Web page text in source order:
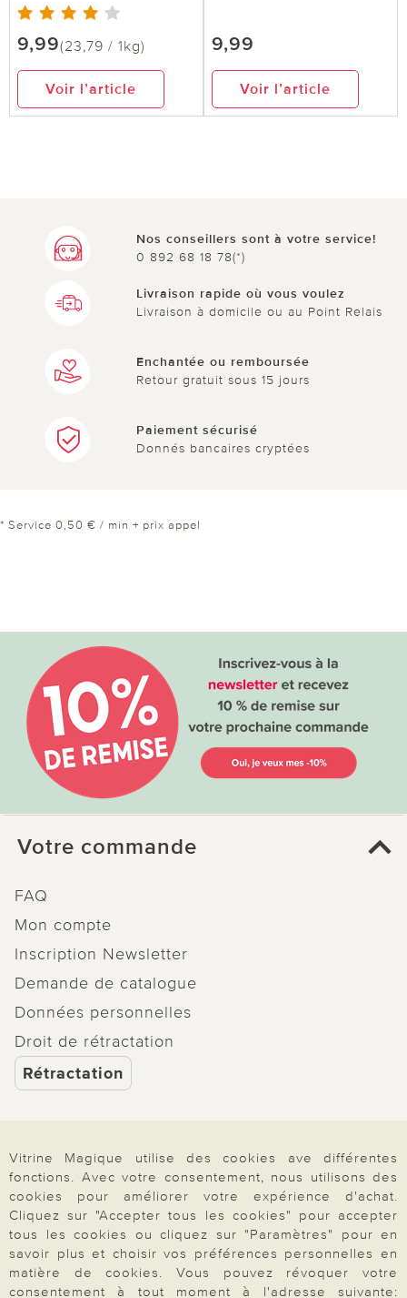
9,99(23,79 / 1kg)
Voir l’article
9,99
Voir l’article
Nos conseillers sont à votre service!
0 892 68 18 78(*)
Livraison rapide où vous voulez
Livraison à domicile ou au Point Relais
Enchantée ou remboursée
Retour gratuit sous 15 jours
Paiement sécurisé
Donnés bancaires cryptées
* Service 0,50 € / min + prix appel
Votre commande
FAQ
Mon compte
Inscription Newsletter
Demande de catalogue
Données personnelles
Droit de rétractation
Rétractation
Paiement & Livraison
À propos de nous
Vitrine Magique utilise des cookies ave différentes
fonctions. Avec votre consentement, nous utilisons des
cookies pour améliorer votre expérience d'achat.
Cliquez sur "Accepter tous les cookies" pour accepter
tous les cookies ou cliquez sur "Paramètres" pour en
savoir plus et choisir vos préférences personnelles en
matière de cookies. Vous pouvez révoquer votre
consentement à tout moment à l'adresse suivante: